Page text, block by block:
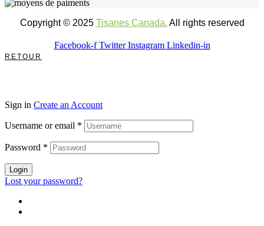
Copyright © 2025 Tisanes Canada. All rights reserved
Facebook-f Twitter Instagram Linkedin-in
RETOUR
Sign in Create an Account
Username or email *
Password *
Login
Lost your password?